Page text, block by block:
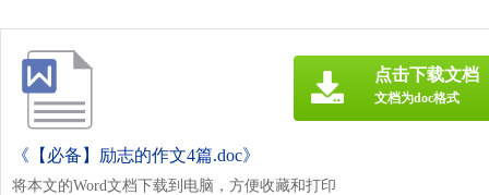
《【必备】励志的作文4篇.doc》
将本文的Word文档下载到电脑，方便收藏和打印
点击下载文档
文档为doc格式